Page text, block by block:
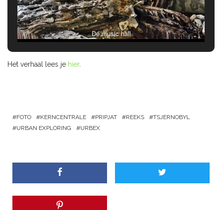
De music hall
Het verhaal lees je hier.
FOTO KERNCENTRALE PRIPJAT REEKS
TSJERNOBYL
URBAN EXPLORING
URBEX